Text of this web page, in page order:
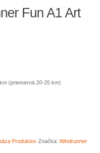
Fun A1 Art
(priemerná 20-25 km)
Produktov Značka: Windrunner